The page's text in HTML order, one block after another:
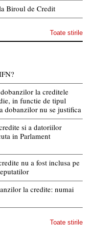
Biroul de Credit
Toate stirile
la creditele
in functie de tipul
dobanzilor nu se justifica
si a datoriilor
in Parlament
nu a fost inclusa pe
la credite: numai
Toate stirile